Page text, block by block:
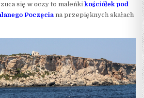
się w oczy to maleńkikościółek pod
Poczęcia na przepięknych skałach